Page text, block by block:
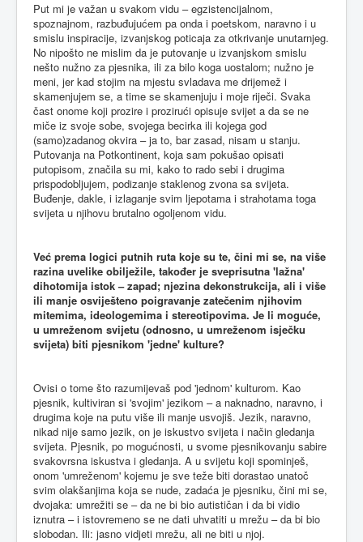
Put mi je važan u svakom vidu – egzistencijalnom,
spoznajnom, razbuđujućem pa onda i poetskom, naravno i u
smislu inspiracije, izvanjskog poticaja za otkrivanje unutarnjeg.
No nipošto ne mislim da je putovanje u izvanjskom smislu
nešto nužno za pjesnika, ili za bilo koga uostalom; nužno je
meni, jer kad stojim na mjestu svladava me drijemež i
skamenjujem se, a time se skamenjuju i moje riječi. Svaka
čast onome koji prozire i prozirući opisuje svijet a da se ne
miče iz svoje sobe, svojega becirka ili kojega god
(samo)zadanog okvira – ja to, bar zasad, nisam u stanju.
Putovanja na Potkontinent, koja sam pokušao opisati
putopisom, značila su mi, kako to rado sebi i drugima
prispodobljujem, podizanje staklenog zvona sa svijeta.
Buđenje, dakle, i izlaganje svim ljepotama i strahotama toga
svijeta u njihovu brutalno ogoljenom vidu.
Već prema logici putnih ruta koje su te, čini mi se, na više
razina uvelike obilježile, također je sveprisutna 'lažna'
dihotomija istok – zapad; njezina dekonstrukcija, ali i više
ili manje osviješteno poigravanje zatečenim njihovim
mitemima, ideologemima i stereotipovima. Je li moguće,
u umreženom svijetu (odnosno, u umreženom isječku
svijeta) biti pjesnikom 'jedne' kulture?
Ovisi o tome što razumijevaš pod 'jednom' kulturom. Kao
pjesnik, kultiviran si 'svojim' jezikom – a naknadno, naravno, i
drugima koje na putu više ili manje usvojiš. Jezik, naravno,
nikad nije samo jezik, on je iskustvo svijeta i način gledanja
svijeta. Pjesnik, po mogućnosti, u svome pjesnikovanju sabire
svakovrsna iskustva i gledanja. A u svijetu koji spominješ,
onom 'umreženom' kojemu je sve teže biti dorastao unatoč
svim olakšanjima koja se nude, zadaća je pjesniku, čini mi se,
dvojaka: umrežiti se – da ne bi bio autističan i da bi vidio
iznutra – i istovremeno se ne dati uhvatiti u mrežu – da bi bio
slobodan. Ili: jasno vidjeti mrežu, ali ne biti u njoj.